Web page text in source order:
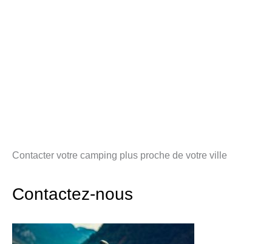
Contacter votre camping plus proche de votre ville
Contactez-nous